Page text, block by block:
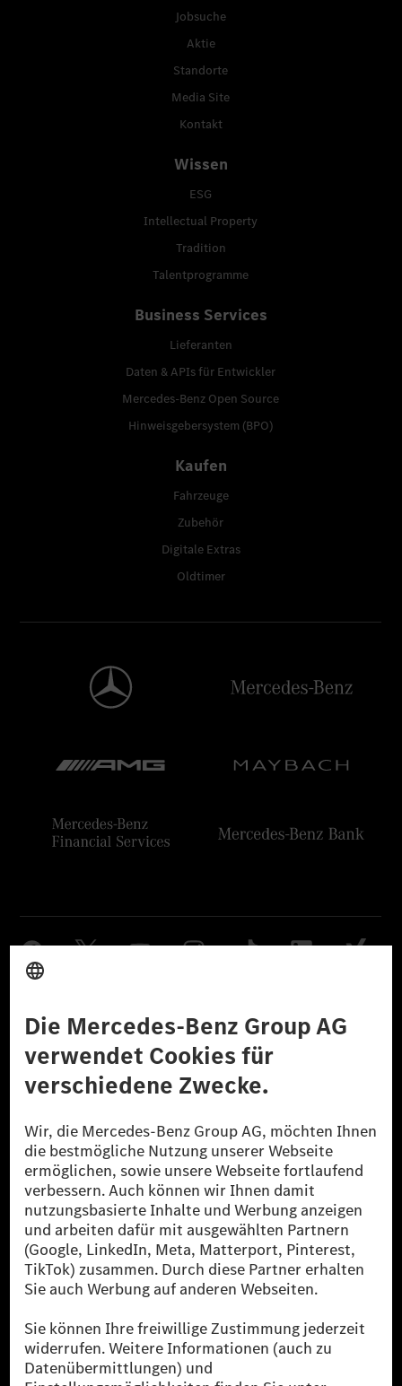
Jobsuche
Aktie
Standorte
Media Site
Kontakt
Wissen
ESG
Intellectual Property
Tradition
Talentprogramme
Business Services
Lieferanten
Daten & APIs für Entwickler
Mercedes-Benz Open Source
Hinweisgebersystem (BPO)
Kaufen
Fahrzeuge
Zubehör
Digitale Extras
Oldtimer
Datenschutz Lizenzhinweise Dritter Barrierefreiheit
© 2026 Mercedes-Benz Group AG. Alle Rechte vorbehalten.
[1] Bilanziell CO₂-neutral bedeutet, dass nicht vermiedene oder nicht
reduzierte CO₂-Emissionen bei der Mercedes-Benz Group durch
zertifizierte Ausgleichsprojekte kompensiert werden.
[2] Renewable Charging ist ein integraler Bestandteil von MB.CHARGE
Public in Europa, den USA, Kanada und China. Sofern an der jeweiligen
Ladestation noch kein Strom aus erneuerbaren Energien vorliegt,
verwendet Renewable Charging Grünstromzertifikate*. Diese stellen
sicher, dass für Ladevorgänge über MB.CHARGE Public eine äquivalente
Strommenge aus erneuerbaren Energien ins Stromnetz eingespeist wird.
als sechs Jahre sind.
* Inkl. EKOenergy Ökolabel
* Die angegebenen Werte wurden nach dem vorgeschriebenen
Messverfahren WLTP (Worldwide harmonised Light vehicles Test